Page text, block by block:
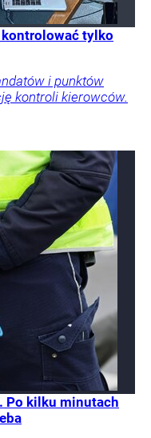
kontrolować tylko
i punktów
kontroli kierowców.
Po kilku minutach